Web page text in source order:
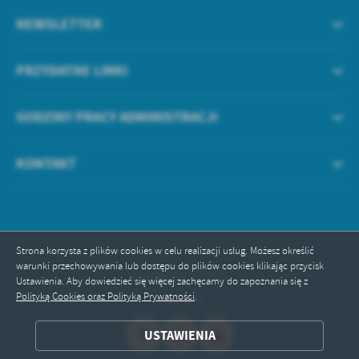
Strona korzysta z plików cookies w celu realizacji usług. Możesz określić
warunki przechowywania lub dostępu do plików cookies klikając przycisk
Ustawienia. Aby dowiedzieć się więcej zachęcamy do zapoznania się z
Polityką Cookies oraz Polityką Prywatności.
USTAWIENIA
ZAPISZ WYBRANE
PRZYDATNE LINKI
NEWSLETTER
GODZINY PRACY ADMINISTRACJI
KONTAKT
Odwiedzin: 17877
Online: 1